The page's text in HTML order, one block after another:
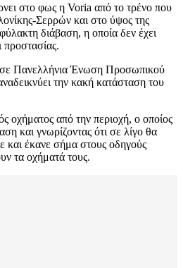
στο φως η Voria από το τρένο που
Σερρών και στο ύψος της
διάβαση, η οποία δεν έχει
προστασίας.
Πανελλήνια Ένωση Προσωπικού
την κακή κατάσταση του
οχήματος από την περιοχή, ο οποίος
και γνωρίζοντας ότι σε λίγο θα
και έκανε σήμα στους οδηγούς
τα οχήματά τους.